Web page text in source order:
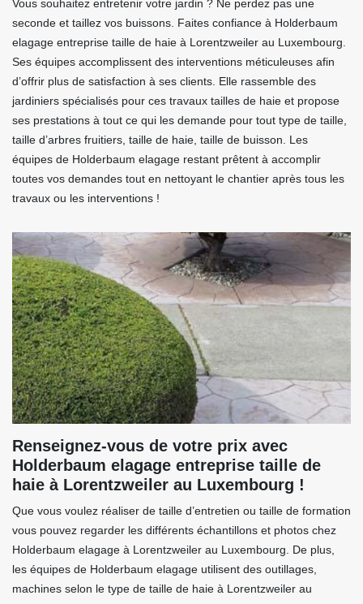
Vous souhaitez entretenir votre jardin ? Ne perdez pas une
seconde et taillez vos buissons. Faites confiance à Holderbaum
elagage entreprise taille de haie à Lorentzweiler au Luxembourg.
Ses équipes accomplissent des interventions méticuleuses afin
d’offrir plus de satisfaction à ses clients. Elle rassemble des
jardiniers spécialisés pour ces travaux tailles de haie et propose
ses prestations à tout ce qui les demande pour tout type de taille,
taille d’arbres fruitiers, taille de haie, taille de buisson. Les
équipes de Holderbaum elagage restant prêtent à accomplir
toutes vos demandes tout en nettoyant le chantier après tous les
travaux ou les interventions !
Renseignez-vous de votre prix avec
Holderbaum elagage entreprise taille de
haie à Lorentzweiler au Luxembourg !
Que vous voulez réaliser de taille d’entretien ou taille de formation
vous pouvez regarder les différents échantillons et photos chez
Holderbaum elagage à Lorentzweiler au Luxembourg. De plus,
les équipes de Holderbaum elagage utilisent des outillages,
machines selon le type de taille de haie à Lorentzweiler au